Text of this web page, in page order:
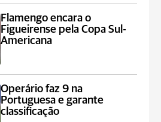
Flamengo encara o
Figueirense pela Copa Sul-
Americana
Operário faz 9 na
Portuguesa e garante
classificação